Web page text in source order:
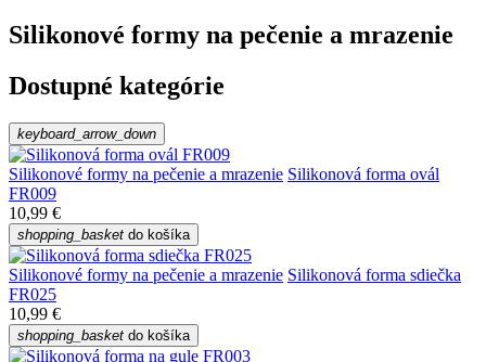
Silikonové formy na pečenie a mrazenie
Dostupné kategórie
keyboard_arrow_down
Silikonové formy na pečenie a mrazenie Silikonová forma ovál
FR009
10,99 €
shopping_basket do košíka
Silikonové formy na pečenie a mrazenie Silikonová forma sdiečka
FR025
10,99 €
shopping_basket do košíka